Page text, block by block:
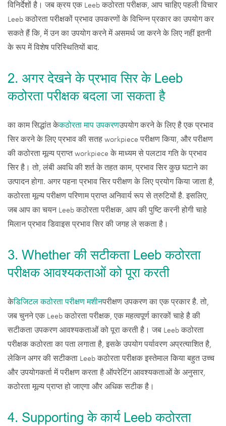
विनिर्देशों है। जब क्रय एक Leeb कठोरता परीक्षक, आप चाहिए पहली विचार
Leeb कठोरता परीक्षकों प्रभाव उपकरणों के विभिन्न प्रकार का उपयोग कर
सकते हैं कि, में उन का उपयोग करने में असमर्थ जा करने के लिए नहीं इतनी
के रूप में विशेष परिस्थितियों बाद.
2. अगर देखने के प्रभाव सिर के Leeb
कठोरता परीक्षक बदला जा सकता है
का काम सिद्धांत केकठोरता माप उपकरणउपयोग करने के लिए है एक प्रभाव
सिर करने के लिए प्रभाव की सतह workpiece परीक्षण किया, और परीक्षण
की कठोरता मूल्य प्राप्त workpiece के माध्यम से पलटाव गति के प्रभाव
सिर है। तो, लंबी अवधि की शर्त के तहत काम, प्रभाव सिर कुछ घटाने का
उत्पादन होगा. अगर पहना प्रभाव सिर परीक्षण के लिए प्रयोग किया जाता है,
कठोरता मूल्य परीक्षण परिणाम प्राप्त अनिवार्य रूप से त्रुटियों है. इसलिए,
जब आप का चयन Leeb कठोरता परीक्षक, आप की पुष्टि करनी होगी चाहे
मिलान प्रभाव डिवाइस प्रभाव सिर की जगह ले सकता है।
3. Whether की सटीकता Leeb कठोरता
परीक्षक आवश्यकताओं को पूरा करती
केडिजिटल कठोरता परीक्षण मशीनपरीक्षण उपकरण का एक प्रकार है. तो,
जब चुनने एक Leeb कठोरता परीक्षक, एक महत्वपूर्ण कारकों चाहे है की
सटीकता उपकरण आवश्यकताओं को पूरा करती है। जब Leeb कठोरता
परीक्षक कठोरता का पता लगाता है, इसके उपयोग पर्यावरण अप्रत्याशित है,
लेकिन अगर की सटीकता Leeb कठोरता परीक्षक इस्तेमाल किया बहुत उच्च
और उपयोगकर्ता में परीक्षण करता है ऑपरेटिंग आवश्यकताओं के अनुसार,
कठोरता मूल्य प्राप्त हो जाएगा और अधिक सटीक है।
4. Supporting के कार्य Leeb कठोरता